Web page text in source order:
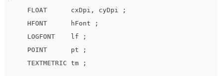
FLOAT
cxDpi , cyDpi
;
HFONT
hFont
;
LOGFONT
lf
;
POINT
pt
;
TEXTMETRIC tm ;